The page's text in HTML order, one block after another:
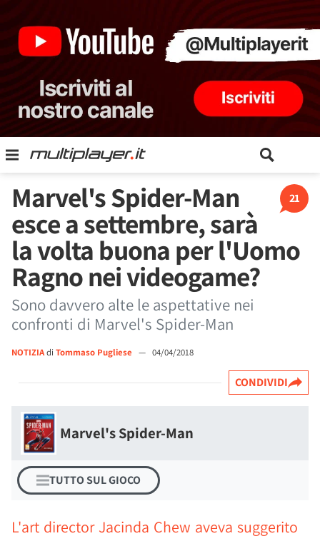
21
Marvel's Spider-Man
esce a settembre, sarà
la volta buona per l'Uomo
Ragno nei videogame?
Sono davvero alte le aspettative nei
confronti di Marvel's Spider-Man
NOTIZIAdi Tommaso Pugliese — 04/04/2018
CONDIVIDI
Marvel's Spider-Man
TUTTO SUL GIOCO
L'art director Jacinda Chew aveva suggerito